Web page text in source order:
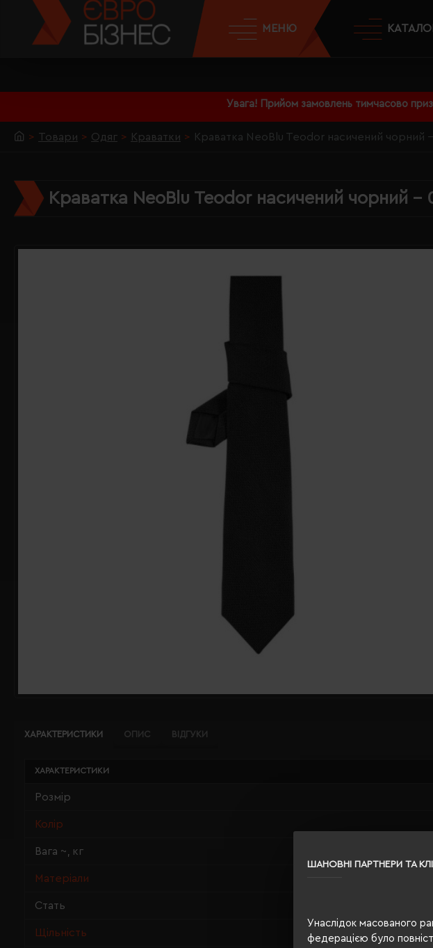
ШАНОВНІ ПАРТНЕРИ ТА
Унаслідок масованого
федерацією було
Увага! Прийом замовлень тимчасово
МЕНЮ
Товари Одяг Краватки Краватка NeoBlu Teodor насичений чорний
Краватка NeoBlu Teodor насичений чорний -
ХАРАКТЕРИСТИКИ ОПИС ВІДГУКИ
ХАРАКТЕРИСТИКИ
Розмір
Колір
Вага ~, кг
Матеріали
Стать
Щільність